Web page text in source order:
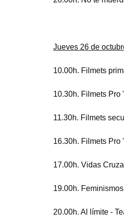
Jueves 26 de
10.00h. Filmets
10.30h. Filmets
11.30h. Filmets
16.30h. Filmets
17.00h. Vidas
19.00h.
20.00h. Al límite -